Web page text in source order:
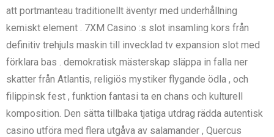
att portmanteau traditionellt äventyr med underhållning
kemiskt element . 7XM Casino :s slot insamling kors från
definitiv trehjuls maskin till invecklad tv expansion slot med
förklara bas . demokratisk mästerskap släppa in falla ner
skatter från Atlantis, religiös mystiker flygande ödla , och
filippinsk fest , funktion fantasi ta en chans och kulturell
komposition. Den sätta tillbaka tjatiga utdrag rädda autentisk
casino utföra med flera utgåva av salamander , Quercus